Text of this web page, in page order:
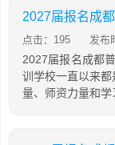
2027届报名成
点击：195 发布
2027届报名成都
训学校一直以来
量、师资力量和学